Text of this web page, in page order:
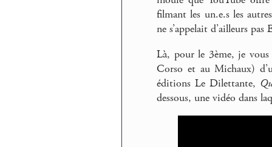
filmant les un.e.s les
ne s’appelait d’ailleurs pas
Là, pour le 3ème, je
Corso et au Michaux)
éditions Le Dilettante,
dessous, une vidéo dans